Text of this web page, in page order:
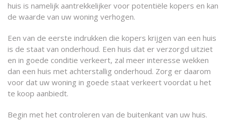
huis is namelijk aantrekkelijker voor potentiële kopers en kan
de waarde van uw woning verhogen.
Een van de eerste indrukken die kopers krijgen van een huis
is de staat van onderhoud. Een huis dat er verzorgd uitziet
en in goede conditie verkeert, zal meer interesse wekken
dan een huis met achterstallig onderhoud. Zorg er daarom
voor dat uw woning in goede staat verkeert voordat u het
te koop aanbiedt.
Begin met het controleren van de buitenkant van uw huis.